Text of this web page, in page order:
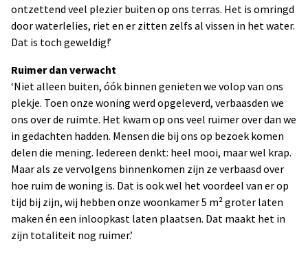
ontzettend veel plezier buiten op ons terras. Het is omringd
door waterlelies, riet en er zitten zelfs al vissen in het water.
Dat is toch geweldig!’
Ruimer dan verwacht
‘Niet alleen buiten, óók binnen genieten we volop van ons
plekje. Toen onze woning werd opgeleverd, verbaasden we
ons over de ruimte. Het kwam op ons veel ruimer over dan we
in gedachten hadden. Mensen die bij ons op bezoek komen
delen die mening. Iedereen denkt: heel mooi, maar wel krap.
Maar als ze vervolgens binnenkomen zijn ze verbaasd over
hoe ruim de woning is. Dat is ook wel het voordeel van er op
tijd bij zijn, wij hebben onze woonkamer 5 m² groter laten
maken én een inloopkast laten plaatsen. Dat maakt het in
zijn totaliteit nog ruimer.’